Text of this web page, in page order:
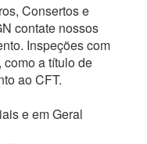
Consertos e
contate nossos
Inspeções com
a título de
ao CFT.
e em Geral